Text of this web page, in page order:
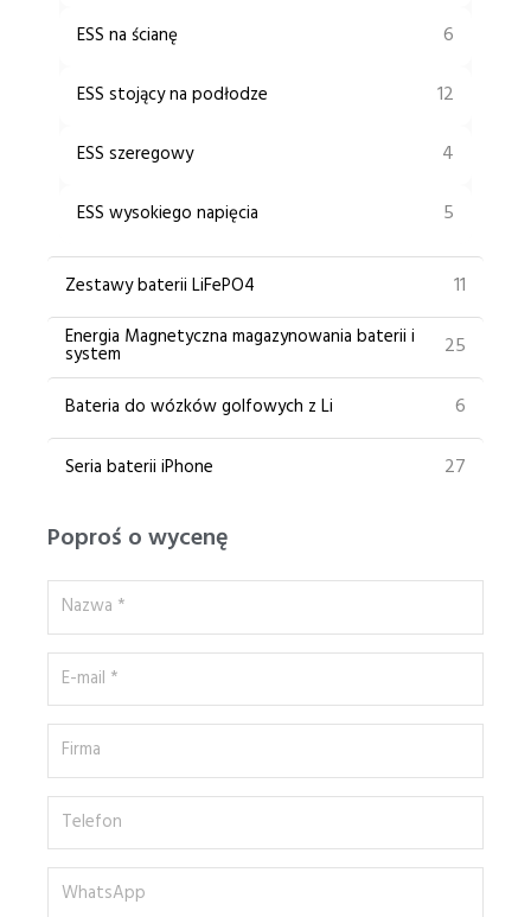
ESS na ścianę 6
ESS stojący na podłodze 12
ESS szeregowy 4
ESS wysokiego napięcia 5
Zestawy baterii LiFePO4 11
Energia Magnetyczna magazynowania baterii i
system 25
Bateria do wózków golfowych z Li 6
Seria baterii iPhone 27
Poproś o wycenę
Nazwa
*
E-
mail
* Firma
Telefon
WhatsApp